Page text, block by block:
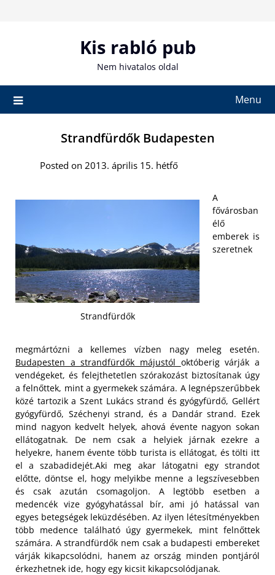
Kis rabló pub
Nem hivatalos oldal
Menu
Strandfürdők Budapesten
Posted on 2013. április 15. hétfő
Strandfürdők
A
fővárosban
élő
emberek is
szeretnek
megmártózni a kellemes vízben nagy meleg esetén.
Budapesten a strandfürdők májustól októberig várják a
vendégeket, és felejthetetlen szórakozást biztosítanak úgy
a felnőttek, mint a gyermekek számára. A legnépszerűbbek
közé tartozik a Szent Lukács strand és gyógyfürdő, Gellért
gyógyfürdő, Széchenyi strand, és a Dandár strand. Ezek
mind nagyon kedvelt helyek, ahová évente nagyon sokan
ellátogatnak. De nem csak a helyiek járnak ezekre a
helyekre, hanem évente több turista is ellátogat, és tölti itt
el a szabadidejét.Aki meg akar látogatni egy strandot
előtte, döntse el, hogy melyikbe menne a legszívesebben
és csak azután csomagoljon. A legtöbb esetben a
medencék vize gyógyhatással bír, ami jó hatással van
egyes betegségek leküzdésében. Az ilyen létesítményekben
több medence található úgy gyermekek, mint felnőttek
számára. A strandfürdők nem csak a budapesti embereket
várják kikapcsolódni, hanem az ország minden pontjáról
érkezhetnek ide, hogy egy kicsit kikapcsolódjanak.